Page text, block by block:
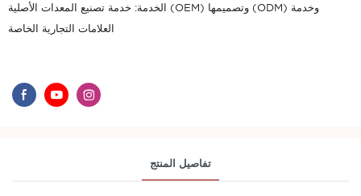
الخدمة: خدمة تصنيع المعدات الأصلية (OEM) وتصميمها (ODM) وخدمة
العلامات التجارية الخاصة
تفاصيل المنتج